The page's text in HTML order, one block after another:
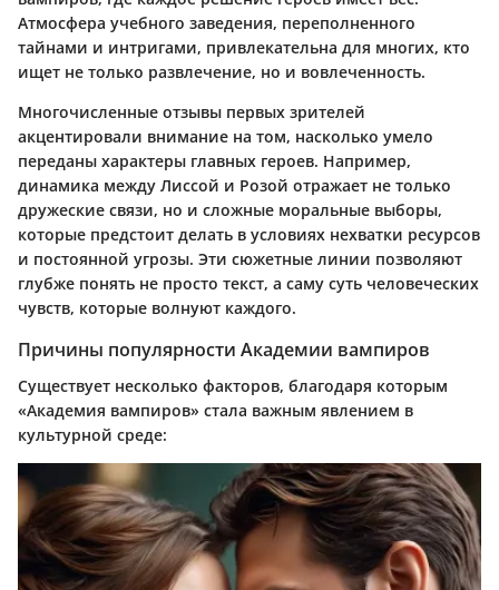
Атмосфера учебного заведения, переполненного
тайнами и интригами, привлекательна для многих, кто
ищет не только развлечение, но и вовлеченность.
Многочисленные отзывы первых зрителей
акцентировали внимание на том, насколько умело
переданы характеры главных героев. Например,
динамика между Лиссой и Розой отражает не только
дружеские связи, но и сложные моральные выборы,
которые предстоит делать в условиях нехватки ресурсов
и постоянной угрозы. Эти сюжетные линии позволяют
глубже понять не просто текст, а саму суть человеческих
чувств, которые волнуют каждого.
Причины популярности Академии вампиров
Существует несколько факторов, благодаря которым
«Академия вампиров» стала важным явлением в
культурной среде: